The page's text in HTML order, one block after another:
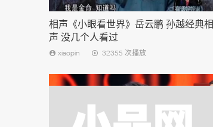
相声《小眼看世界》岳云鹏 孙越经典相
声 没几个人看过
xiaopin 32355 次播放